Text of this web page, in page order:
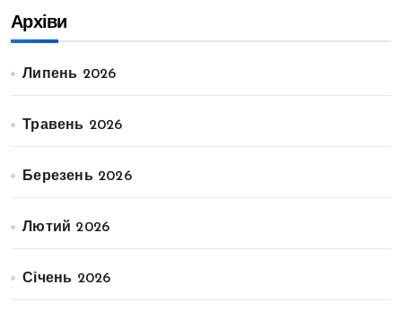
Архіви
Липень 2026
Травень 2026
Березень 2026
Лютий 2026
Січень 2026